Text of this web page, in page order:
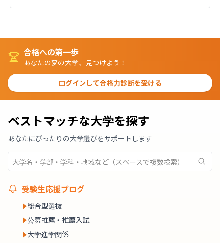
合格への第一歩
あなたの夢の大学、見つけよう！
ログインして合格力診断を受ける
ベストマッチな大学を探す
あなたにぴったりの大学選びをサポートします
受験生応援ブログ
総合型選抜
公募推薦・推薦入試
大学進学関係